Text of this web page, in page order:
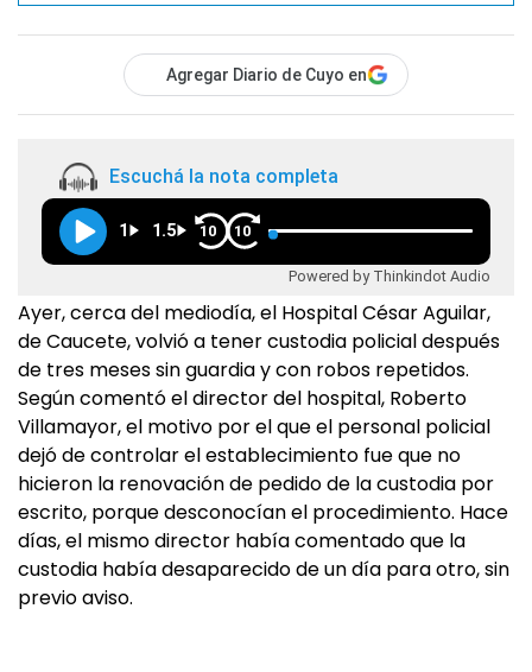
Agregar Diario de Cuyo en
Escuchá la nota completa
1 1.5 10 10
Powered by Thinkindot Audio
Ayer, cerca del mediodía, el Hospital César Aguilar,
de Caucete, volvió a tener custodia policial después
de tres meses sin guardia y con robos repetidos.
Según comentó el director del hospital, Roberto
Villamayor, el motivo por el que el personal policial
dejó de controlar el establecimiento fue que no
hicieron la renovación de pedido de la custodia por
escrito, porque desconocían el procedimiento. Hace
días, el mismo director había comentado que la
custodia había desaparecido de un día para otro, sin
previo aviso.